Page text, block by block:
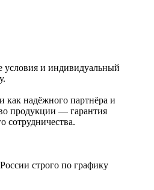
условия и индивидуальный
как надёжного партнёра и
продукции — гарантия
сотрудничества.
строго по графику